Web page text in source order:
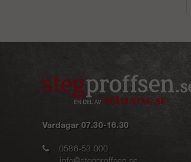
Vardagar 07.30-16.30
0586-53 000
info@stegproffsen.se